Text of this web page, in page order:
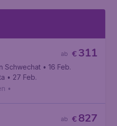
€311
ab
Schwechat • 16 Feb.
• 27 Feb.
•
€827
ab